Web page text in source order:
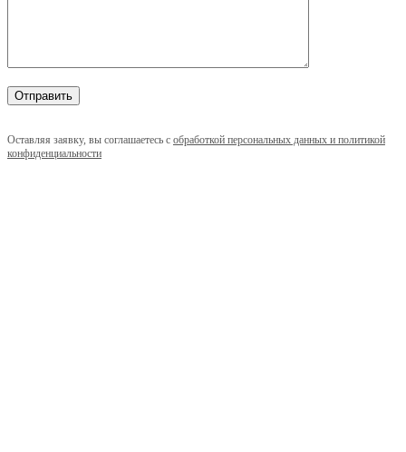
Оставляя заявку, вы соглашаетесь с обработкой персональных данных и политикой
конфиденциальности